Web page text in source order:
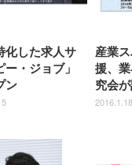
化した求人サ
・ジョブ」
ン
産業
援、
究会